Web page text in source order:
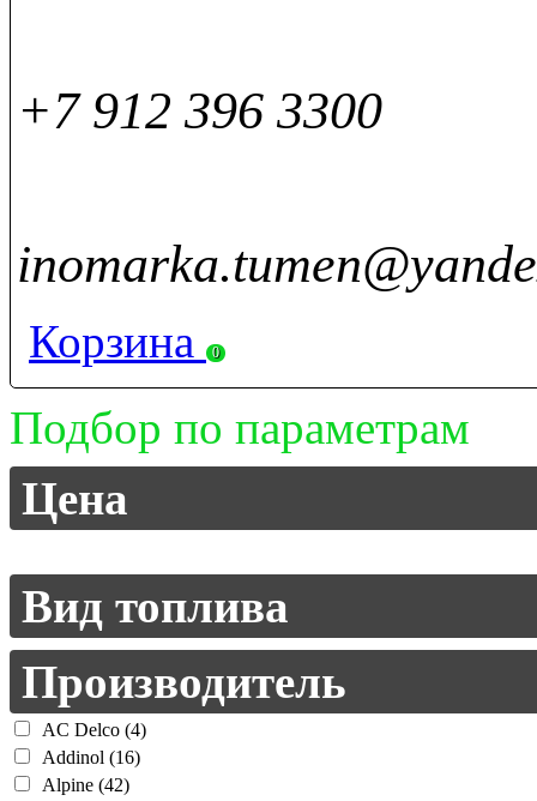
+7 912 396 3300
Корзина 0
Подбор по параметрам
Цена
Вид топлива
Производитель
AC Delco (4)
Addinol (16)
Alpine (42)